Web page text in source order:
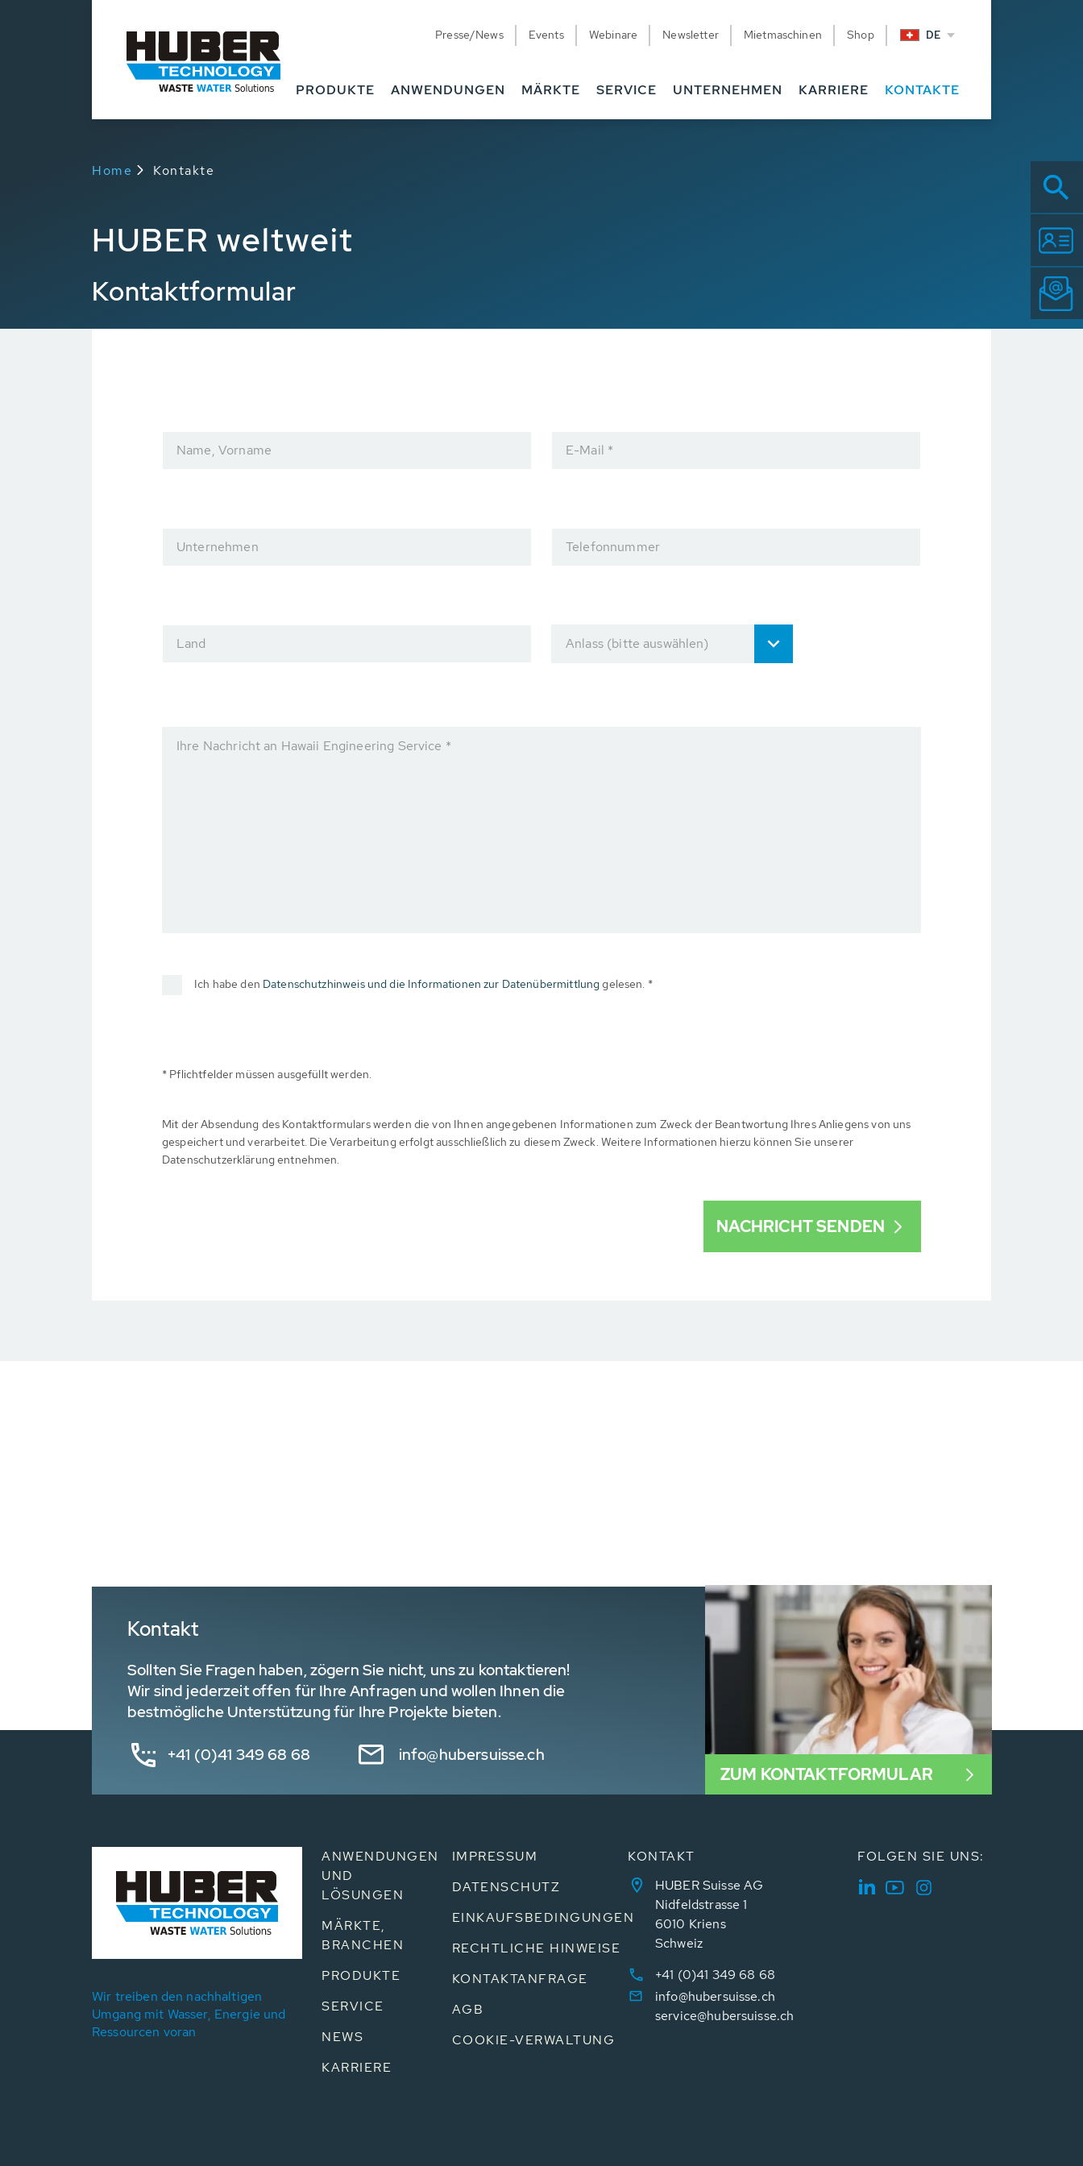
Presse/News Events Webinare Newsletter Mietmaschinen Shop DE
PRODUKTE ANWENDUNGEN MÄRKTE SERVICE UNTERNEHMEN KARRIERE KONTAKTE
Home Kontakte
HUBER weltweit
Kontaktformular
Name, Vorname E-Mail *
Unternehmen Telefonnummer
Land Anlass (bitte auswählen)
Ihre Nachricht an Hawaii Engineering Service *
Ich habe den Datenschutzhinweis und die Informationen zur Datenübermittlunggelesen. *
* Pflichtfelder müssen ausgefüllt werden.
Mit der Absendung des Kontaktformulars werden die von Ihnen angegebenen Informationen zum Zweck der Beantwortung Ihres Anliegens von uns
gespeichert und verarbeitet. Die Verarbeitung erfolgt ausschließlich zu diesem Zweck. Weitere Informationen hierzu können Sie unserer
Datenschutzerklärung entnehmen.
Kontakt
Sollten Sie Fragen haben, zögern Sie nicht, uns zu kontaktieren!
Wir sind jederzeit offen für Ihre Anfragen und wollen Ihnen die
bestmögliche Unterstützung für Ihre Projekte bieten.
+41 (0)41 349 68 68 info@hubersuisse.ch
ZUM KONTAKTFORMULAR
Wir treiben den nachhaltigen
Umgang mit Wasser, Energie und
Ressourcen voran
ANWENDUNGEN
UND
LÖSUNGEN
MÄRKTE,
BRANCHEN
PRODUKTE
SERVICE
NEWS
KARRIERE
IMPRESSUM
DATENSCHUTZ
EINKAUFSBEDINGUNGEN
RECHTLICHE HINWEISE
KONTAKTANFRAGE
AGB
COOKIE-VERWALTUNG
KONTAKT
HUBER Suisse AG
Nidfeldstrasse 1
6010 Kriens
Schweiz
+41 (0)41 349 68 68
info@hubersuisse.ch
service@hubersuisse.ch
FOLGEN SIE UNS: